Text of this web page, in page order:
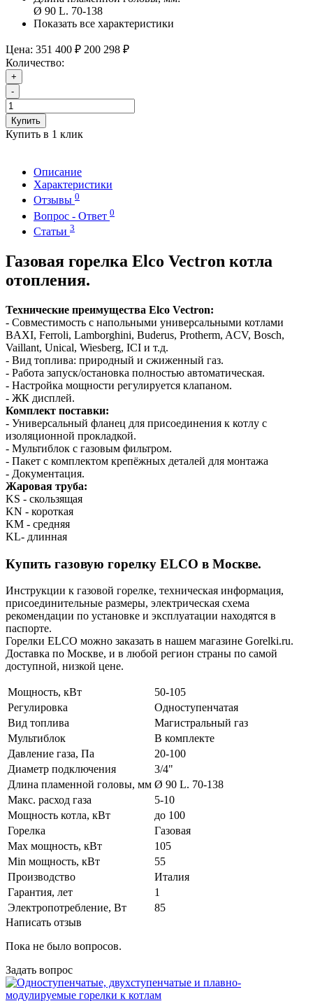
Ø 90 L. 70-138
Показать все характеристики
Цена: 351 400 ₽ 200 298 ₽
Количество:
+
-
Купить
Купить в 1 клик
Описание
Характеристики
Отзывы 0
Вопрос - Ответ 0
Статьи 3
Газовая горелка Elco Vectron котла
отопления.
Технические преимущества Elco Vectron:
- Совместимость с напольными универсальными котлами
BAXI, Ferroli, Lamborghini, Buderus, Protherm, ACV, Bosch,
Vaillant, Unical, Wiesberg, ICI и т.д.
- Вид топлива: природный и сжиженный газ.
- Работа запуск/остановка полностью автоматическая.
- Настройка мощности регулируется клапаном.
- ЖК дисплей.
Комплект поставки:
- Универсальный фланец для присоединения к котлу с
изоляционной прокладкой.
- Мультиблок с газовым фильтром.
- Пакет с комплектом крепёжных деталей для монтажа
- Документация.
Жаровая труба:
KS - скользящая
KN - короткая
KM - средняя
KL- длинная
Купить газовую горелку ELCO в Москве.
Инструкции к газовой горелке, техническая информация,
присоединительные размеры, электрическая схема
рекомендации по установке и эксплуатации находятся в
паспорте.
Горелки ELCO можно заказать в нашем магазине Gorelki.ru.
Доставка по Москве, и в любой регион страны по самой
доступной, низкой цене.
Мощность, кВт
50-105
Регулировка
Одноступенчатая
Вид топлива
Магистральный газ
Мультиблок
В комплекте
Давление газа, Па
20-100
Диаметр подключения
3/4"
Длина пламенной головы, мм Ø 90 L. 70-138
Макс. расход газа
5-10
Мощность котла, кВт
до 100
Горелка
Газовая
Max мощность, кВт
105
Min мощность, кВт
55
Производство
Италия
Гарантия, лет
1
Электропотребление, Вт
85
Написать отзыв
Пока не было вопросов.
Задать вопрос